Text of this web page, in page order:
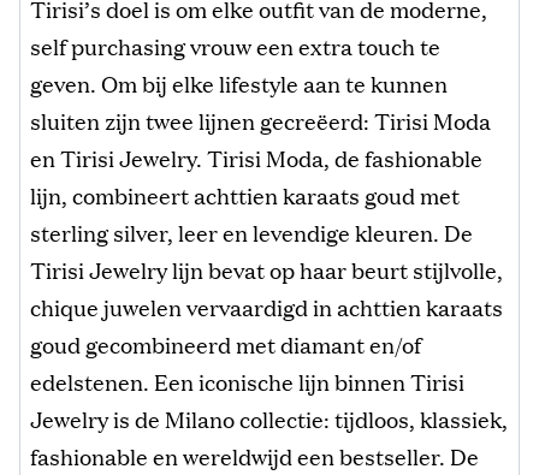
Tirisi’s doel is om elke outfit van de moderne,
self purchasing vrouw een extra touch te
geven. Om bij elke lifestyle aan te kunnen
sluiten zijn twee lijnen gecreëerd: Tirisi Moda
en Tirisi Jewelry. Tirisi Moda, de fashionable
lijn, combineert achttien karaats goud met
sterling silver, leer en levendige kleuren. De
Tirisi Jewelry lijn bevat op haar beurt stijlvolle,
chique juwelen vervaardigd in achttien karaats
goud gecombineerd met diamant en/of
edelstenen. Een iconische lijn binnen Tirisi
Jewelry is de Milano collectie: tijdloos, klassiek,
fashionable en wereldwijd een bestseller. De